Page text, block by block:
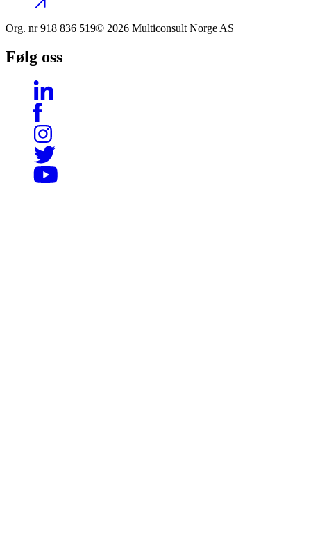
Org. nr 918 836 519© 2026 Multiconsult Norge AS
Følg oss